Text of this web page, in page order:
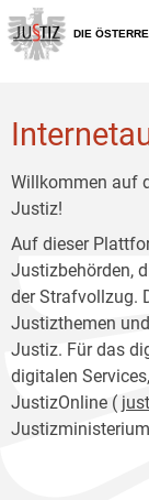
Zur
Hauptnavigation
[1]
Zum
Inhalt
[2]
DIE
Willkommen auf
Justiz!
Auf dieser
Justizbehörden,
der Strafvollzug.
Justizthemen
Justiz. Für das
digitalen
JustizOnline (